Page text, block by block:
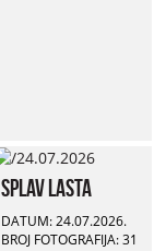
Splav Lasta
DATUM: 24.07.2026.
BROJ FOTOGRAFIJA: 31